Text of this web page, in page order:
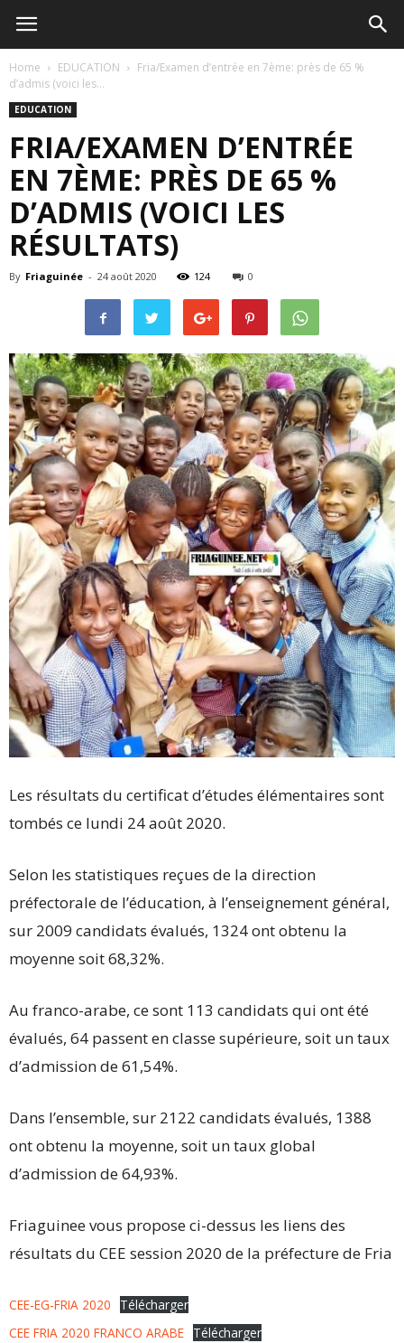
Home EDUCATION
Fria/Examen d’entrée en 7ème: près de 65 %
d’admis (voici les...
EDUCATION
FRIA/EXAMEN D’ENTRÉE
EN 7ÈME: PRÈS DE 65 %
D’ADMIS (VOICI LES
RÉSULTATS)
By Friaguinée - 24 août 2020 124 0
Les résultats du certificat d’études élémentaires sont
tombés ce lundi 24 août 2020.
Selon les statistiques reçues de la direction
préfectorale de l’éducation, à l’enseignement général,
sur 2009 candidats évalués, 1324 ont obtenu la
moyenne soit 68,32%.
Au franco-arabe, ce sont 113 candidats qui ont été
évalués, 64 passent en classe supérieure, soit un taux
d’admission de 61,54%.
Dans l’ensemble, sur 2122 candidats évalués, 1388
ont obtenu la moyenne, soit un taux global
d’admission de 64,93%.
Friaguinee vous propose ci-dessus les liens des
résultats du CEE session 2020 de la préfecture de Fria
CEE-EG-FRIA 2020
Télécharger
CEE FRIA 2020 FRANCO ARABE Télécharger